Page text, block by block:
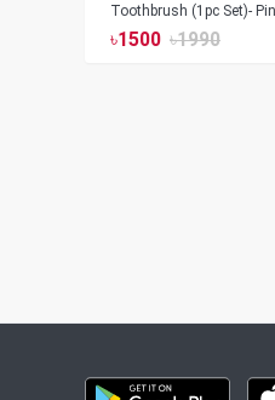
Toothbrush (1pc Set)-
৳1500 ৳1990